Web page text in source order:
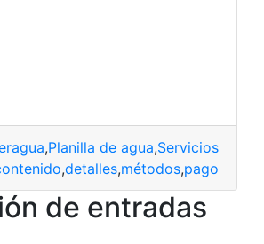
,Planilla de agua,Servicios
,detalles,métodos,pago
de entradas